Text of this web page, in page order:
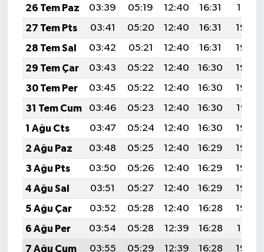
26 Tem Paz
03:39 05:19 12:40 16:31
19:51
27 Tem Pts
03:41 05:20 12:40 16:31
19:50
28 Tem Sal
03:42 05:21 12:40 16:31
19:49
29 Tem Çar
03:43 05:22 12:40 16:30
19:49
30 Tem Per
03:45 05:22 12:40 16:30
19:48
31 Tem Cum
03:46 05:23 12:40 16:30
19:47
1 Ağu Cts
03:47 05:24 12:40 16:30
19:46
2 Ağu Paz
03:48 05:25 12:40 16:29
19:45
3 Ağu Pts
03:50 05:26 12:40 16:29
19:44
4 Ağu Sal
03:51 05:27 12:40 16:29
19:43
5 Ağu Çar
03:52 05:28 12:40 16:28
19:42
6 Ağu Per
03:54 05:28 12:39 16:28
19:41
7 Ağu Cum
03:55 05:29 12:39 16:28
19:40